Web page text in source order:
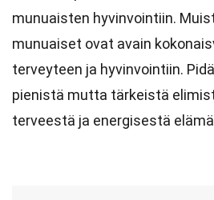
munuaisten hyvinvointiin.
munuaiset ovat avain
terveyteen ja hyvinvointiin.
pienistä mutta tärkeistä
terveestä ja energisestä